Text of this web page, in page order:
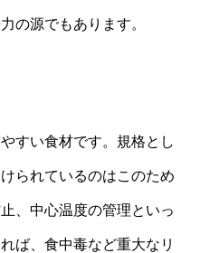
の源でもあります。
すい食材です。規格とし
られているのはこのため
、中心温度の管理といっ
ば、食中毒など重大なリ